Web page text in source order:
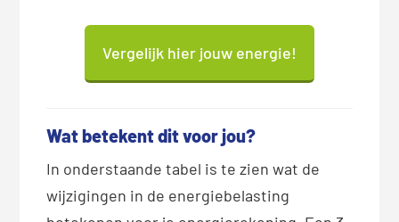
Vergelijk hier jouw energie!
Wat betekent dit voor jou?
In onderstaande tabel is te zien wat de
wijzigingen in de energiebelasting